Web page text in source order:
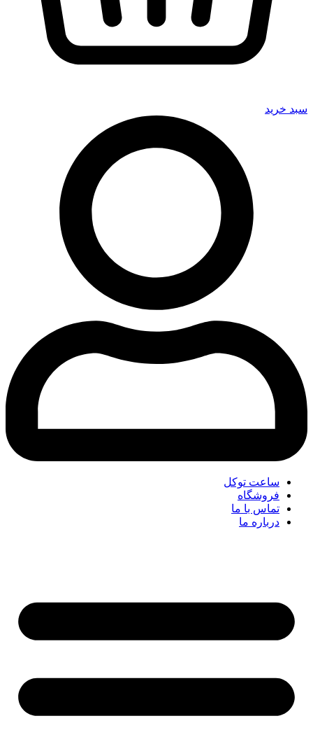
سبد خرید
ساعت توکل
فروشگاه
تماس با ما
درباره ما